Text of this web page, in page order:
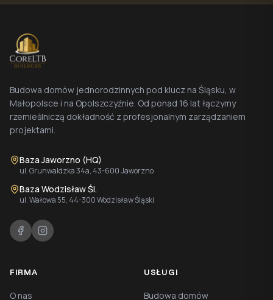
Budowa domów jednorodzinnych pod klucz na Śląsku, w
Małopolsce i na Opolszczyźnie. Od ponad 16 lat łączymy
rzemieślniczą dokładność z profesjonalnym zarządzaniem
projektami.
Baza Jaworzno (HQ)
ul. Grunwaldzka 34a, 43-600 Jaworzno
Baza Wodzisław Śl.
ul. Wałowa 55, 44-300 Wodzisław Śląski
FIRMA
O nas
USŁUGI
Budowa domów